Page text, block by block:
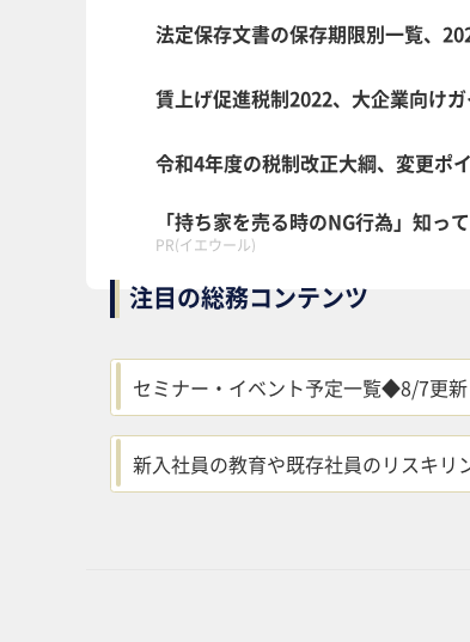
法定保存文書の保存期限別一覧、
賃上げ促進税制2022、大企業向け
令和4年度の税制改正大綱、変更ポ
「持ち家を売る時のNG行為」知っ
PR(イエウール)
注目の総務コンテンツ
セミナー・イベント予定一覧◆8/7更新
新入社員の教育や既存社員のリスキリ